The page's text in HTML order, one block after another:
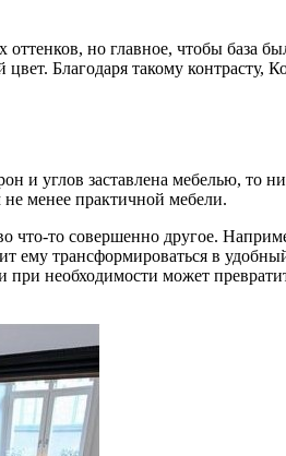
но главное, чтобы база
Благодаря такому контрасту,
и углов заставлена мебелью, то
не менее практичной мебели.
что-то совершенно другое.
ему трансформироваться в
необходимости может